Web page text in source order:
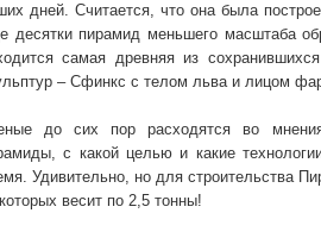
дней. Считается, что она была
десятки пирамид меньшего масштаба
самая древняя из
– Сфинкс с телом льва и лицом
до сих пор расходятся во
с какой целью и какие
Удивительно, но для строительства
весит по 2,5 тонны!